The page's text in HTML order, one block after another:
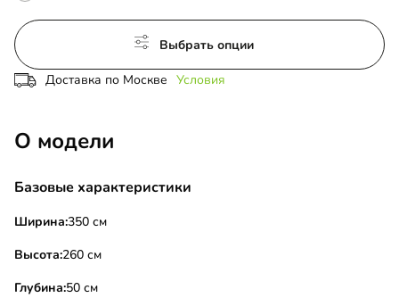
Выбрать опции
Доставка по Москве Условия
О модели
Базовые характеристики
Ширина:350 см
Высота:260 см
Глубина:50 см